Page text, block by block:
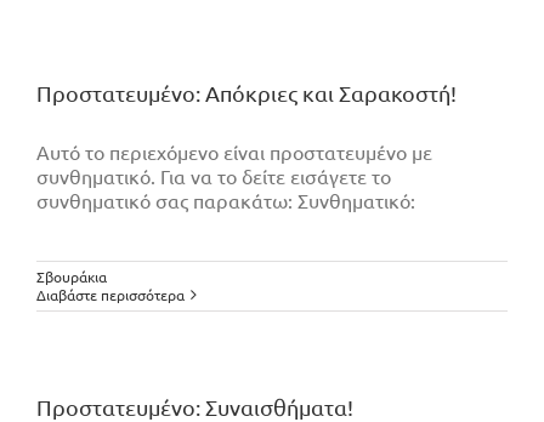
Πρoστατευμένο: Απόκριες και Σαρακοστή!
Αυτό το περιεχόμενο είναι προστατευμένο με
συνθηματικό. Για να το δείτε εισάγετε το
συνθηματικό σας παρακάτω: Συνθηματικό:
Σβουράκια
Διαβάστε περισσότερα
Πρoστατευμένο: Συναισθήματα!